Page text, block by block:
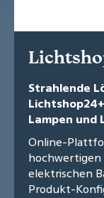
Strahlende
Lampen und
Online-
elektrischen
Produkt-